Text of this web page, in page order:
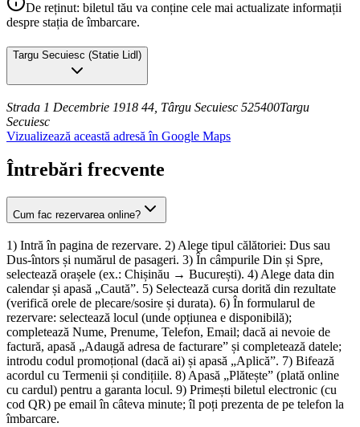
De reținut: biletul tău va conține cele mai actualizate informații
despre stația de îmbarcare.
Targu Secuiesc (Statie Lidl )
Strada 1 Decembrie 1918 44, Târgu Secuiesc 525400Targu
Secuiesc
Vizualizează această adresă în Google Maps
Întrebări frecvente
Cum fac rezervarea online?
1) Intră în pagina de rezervare. 2) Alege tipul călătoriei: Dus sau
Dus-întors și numărul de pasageri. 3) În câmpurile Din și Spre,
selectează orașele (ex.: Chișinău → București). 4) Alege data din
calendar și apasă „Caută”. 5) Selectează cursa dorită din rezultate
(verifică orele de plecare/sosire și durata). 6) În formularul de
rezervare: selectează locul (unde opțiunea e disponibilă);
completează Nume, Prenume, Telefon, Email; dacă ai nevoie de
factură, apasă „Adaugă adresa de facturare” și completează datele;
introdu codul promoțional (dacă ai) și apasă „Aplică”. 7) Bifează
acordul cu Termenii și condițiile. 8) Apasă „Plătește” (plată online
cu cardul) pentru a garanta locul. 9) Primești biletul electronic (cu
cod QR) pe email în câteva minute; îl poți prezenta de pe telefon la
îmbarcare.